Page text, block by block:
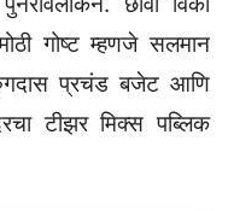
गोष्ट म्हणजे सलमान
प्रचंड बजेट आणि
टीझर मिक्स पब्लिक